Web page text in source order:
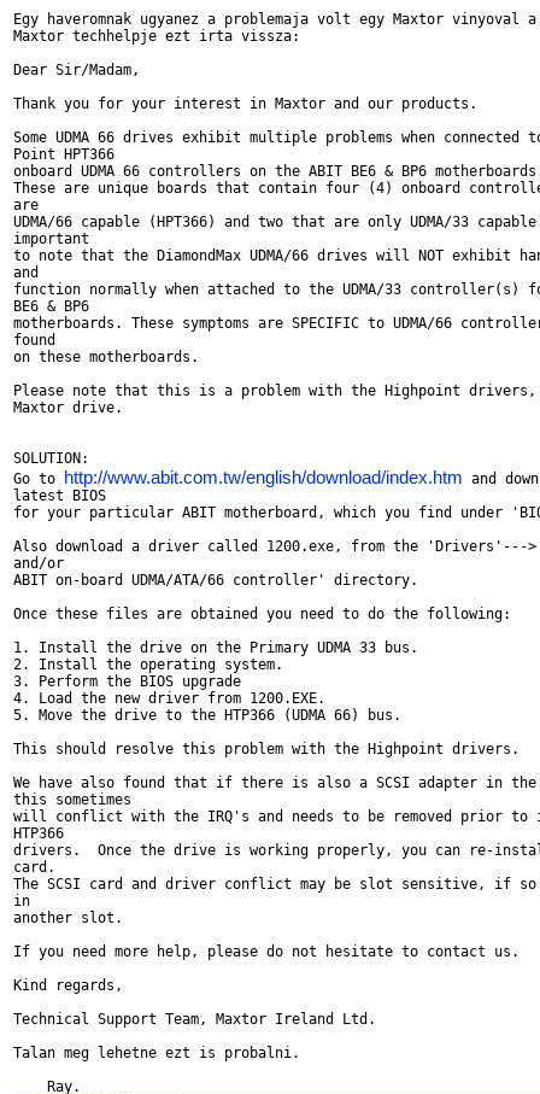
Egy haveromnak ugyanez a problemaja volt egy Maxtor vinyoval
Maxtor techhelpje ezt irta vissza:
Dear Sir/Madam,
Thank you for your interest in Maxtor and our products.
Some UDMA 66 drives exhibit multiple problems when connected
Point HPT366
onboard UDMA 66 controllers on the ABIT BE6 & BP6
These are unique boards that contain four (4) onboard
are
UDMA/66 capable (HPT366) and two that are only UDMA/33
important
to note that the DiamondMax UDMA/66 drives will NOT exhibit
and
function normally when attached to the UDMA/33 controller(s)
BE6 & BP6
motherboards. These symptoms are SPECIFIC to UDMA/66
found
on these motherboards.
Please note that this is a problem with the Highpoint
Maxtor drive.
SOLUTION:
Go to http://www.abit.com.tw/english/download/index.htm and
latest BIOS
for your particular ABIT motherboard, which you find under
Also download a driver called 1200.exe, from the 'Drivers'--->
and/or
ABIT on-board UDMA/ATA/66 controller' directory.
Once these files are obtained you need to do the following:
1. Install the drive on the Primary UDMA 33 bus.
2. Install the operating system.
3. Perform the BIOS upgrade
4. Load the new driver from 1200.EXE.
5. Move the drive to the HTP366 (UDMA 66) bus.
This should resolve this problem with the Highpoint drivers.
We have also found that if there is also a SCSI adapter in
this sometimes
will conflict with the IRQ's and needs to be removed prior
HTP366
drivers.  Once the drive is working properly, you can re-
card.
The SCSI card and driver conflict may be slot sensitive, if
in
another slot.
If you need more help, please do not hesitate to contact us.
Kind regards,
Technical Support Team, Maxtor Ireland Ltd.
Talan meg lehetne ezt is probalni.